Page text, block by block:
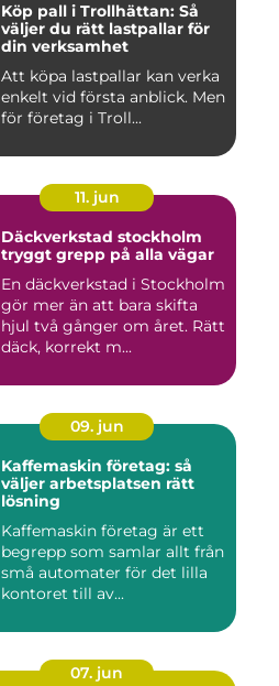
Köp pall i Trollhättan: Så
väljer du rätt lastpallar för
din verksamhet
Att köpa lastpallar kan verka
enkelt vid första anblick. Men
för företag i Troll...
11. jun
Däckverkstad stockholm
tryggt grepp på alla vägar
En däckverkstad i Stockholm
gör mer än att bara skifta
hjul två gånger om året. Rätt
däck, korrekt m...
09. jun
Kaffemaskin företag: så
väljer arbetsplatsen rätt
lösning
Kaffemaskin företag är ett
begrepp som samlar allt från
små automater för det lilla
kontoret till av...
07. jun